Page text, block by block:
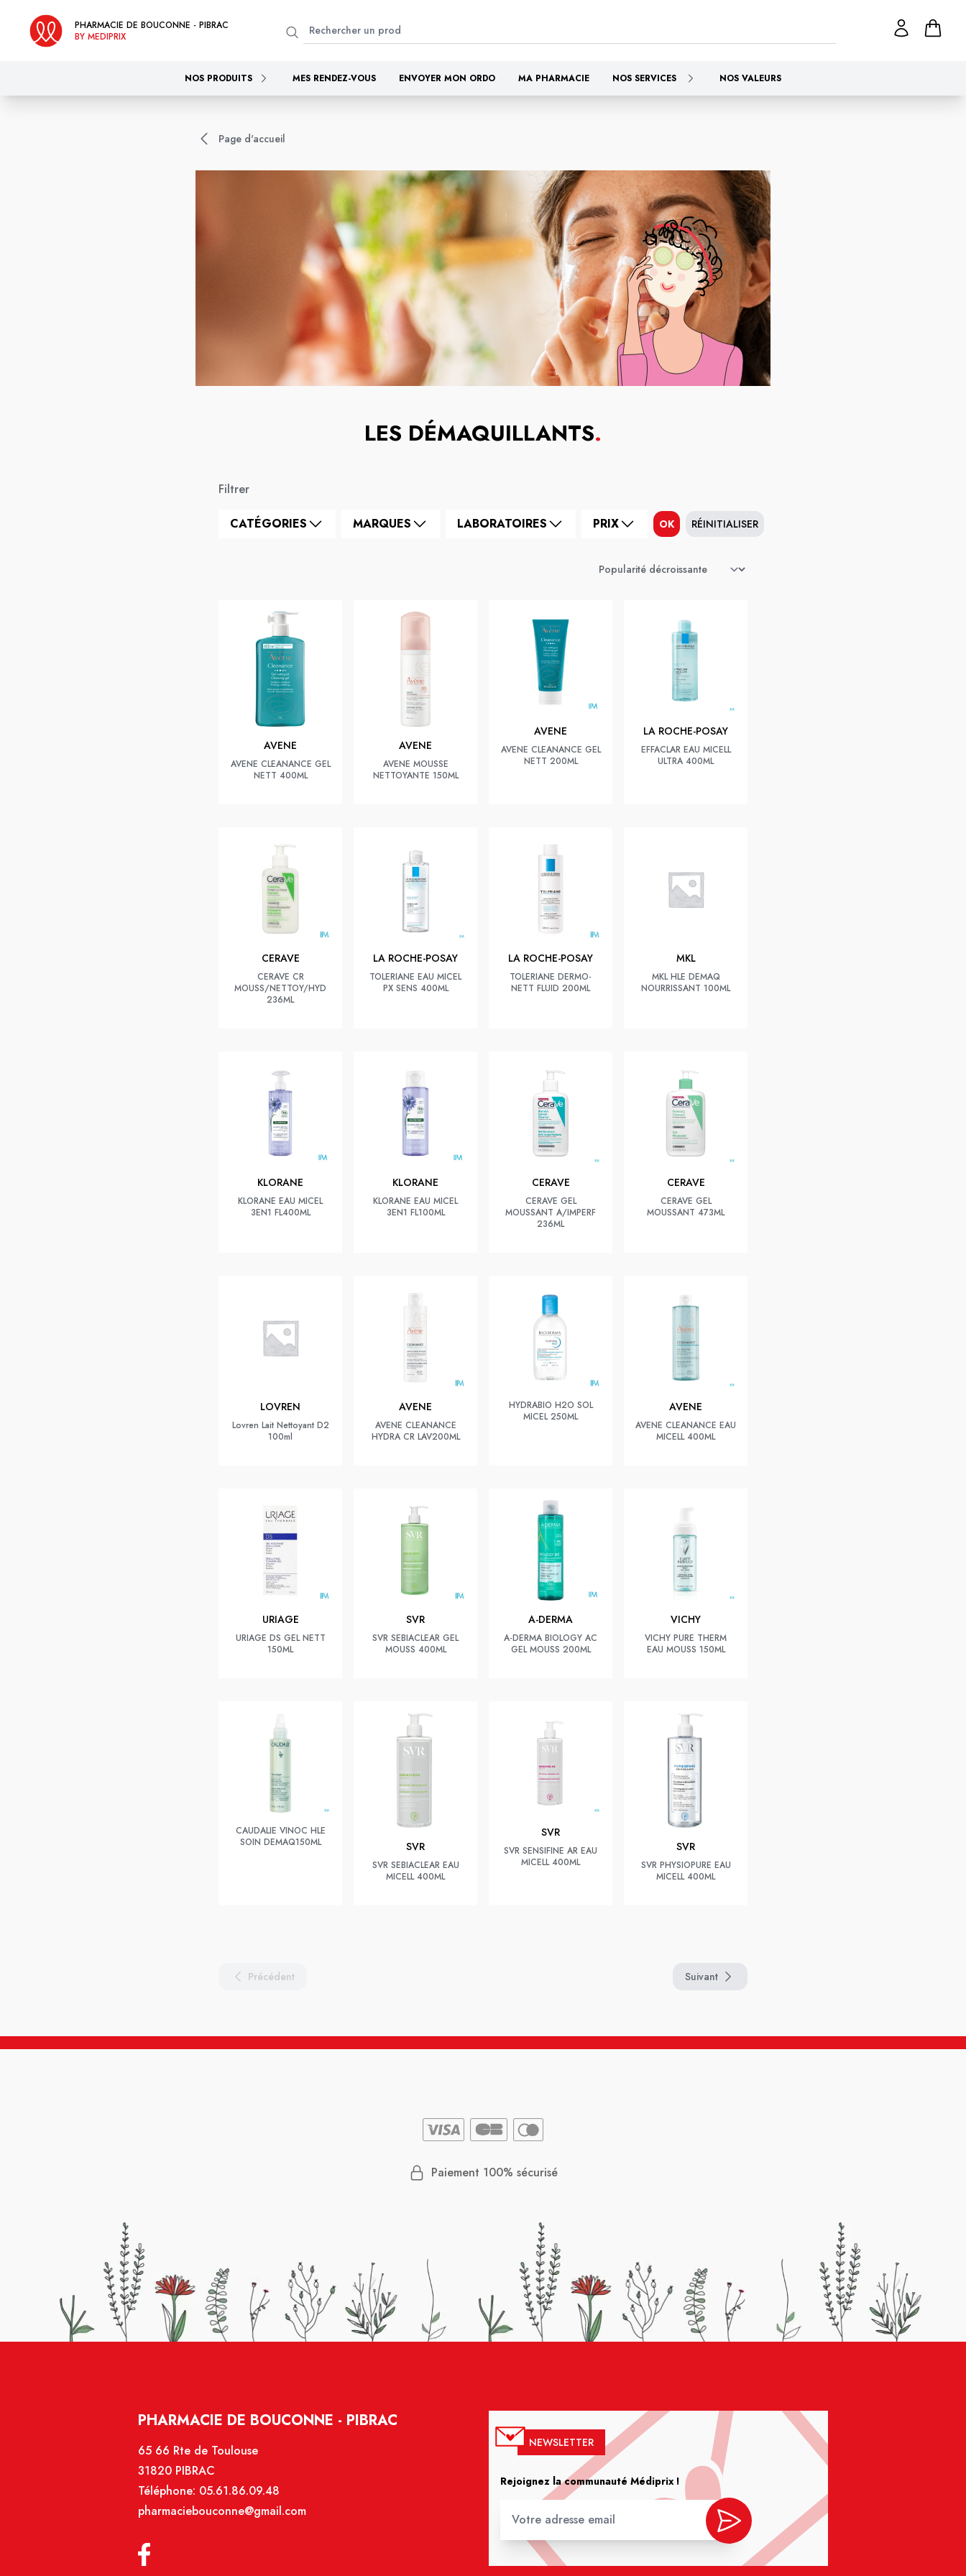
PHARMACIE DE BOUCONNE - PIBRAC
BY MEDIPRIX
NOS PRODUITS MES RENDEZ-VOUS ENVOYER MON ORDO MA PHARMACIE NOS SERVICES NOS VALEURS
Page d'accueil
LES DÉMAQUILLANTS.
Filtrer
CATÉGORIES MARQUES LABORATOIRES PRIX OK RÉINITIALISER
AVENE
AVENE CLEANANCE GEL
NETT 400ML
AVENE
AVENE MOUSSE
NETTOYANTE 150ML
AVENE
AVENE CLEANANCE GEL
NETT 200ML
LA ROCHE-POSAY
EFFACLAR EAU MICELL
ULTRA 400ML
CERAVE
CERAVE CR
MOUSS/NETTOY/HYD
236ML
LA ROCHE-POSAY
TOLERIANE EAU MICEL
PX SENS 400ML
LA ROCHE-POSAY
TOLERIANE DERMO-
NETT FLUID 200ML
MKL
MKL HLE DEMAQ
NOURRISSANT 100ML
KLORANE
KLORANE EAU MICEL
3EN1 FL400ML
KLORANE
KLORANE EAU MICEL
3EN1 FL100ML
CERAVE
CERAVE GEL
MOUSSANT A/IMPERF
236ML
CERAVE
CERAVE GEL
MOUSSANT 473ML
LOVREN
Lovren Lait Nettoyant D2
100ml
AVENE
AVENE CLEANANCE
HYDRA CR LAV200ML
HYDRABIO H2O SOL
MICEL 250ML
AVENE
AVENE CLEANANCE EAU
MICELL 400ML
URIAGE
URIAGE DS GEL NETT
150ML
SVR
SVR SEBIACLEAR GEL
MOUSS 400ML
A-DERMA
A-DERMA BIOLOGY AC
GEL MOUSS 200ML
VICHY
VICHY PURE THERM
EAU MOUSS 150ML
CAUDALIE VINOC HLE
SOIN DEMAQ150ML
SVR
SVR SEBIACLEAR EAU
MICELL 400ML
SVR
SVR SENSIFINE AR EAU
MICELL 400ML
SVR
SVR PHYSIOPURE EAU
MICELL 400ML
Précédent Suivant
Paiement 100% sécurisé
PHARMACIE DE BOUCONNE - PIBRAC
65 66 Rte de Toulouse
31820 PIBRAC
Téléphone: 05.61.86.09.48
pharmaciebouconne@gmail.com
NEWSLETTER
Rejoignez la communauté Médiprix !